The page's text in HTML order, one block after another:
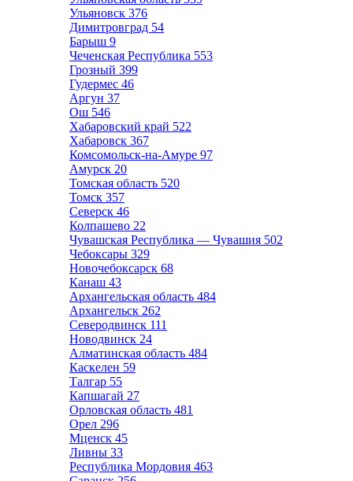
Ульяновск 376
Димитровград 54
Барыш 9
Чеченская Республика 553
Грозный 399
Гудермес 46
Аргун 37
Ош 546
Хабаровский край 522
Хабаровск 367
Комсомольск-на-Амуре 97
Амурск 20
Томская область 520
Томск 357
Северск 46
Колпашево 22
Чувашская Республика — Чувашия 502
Чебоксары 329
Новочебоксарск 68
Канаш 43
Архангельская область 484
Архангельск 262
Северодвинск 111
Новодвинск 24
Алматинская область 484
Каскелен 59
Талгар 55
Капшагай 27
Орловская область 481
Орел 296
Мценск 45
Ливны 33
Республика Мордовия 463